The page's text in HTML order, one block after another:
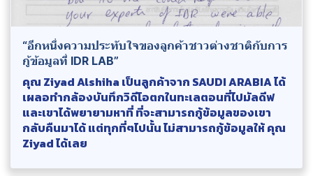
“อีกหนึ่งความประทับใจของลูกค้าชาวต่างชาติกับการ
กู้ข้อมูลที่ IDR LAB”
คุณ Ziyad Alshiha เป็นลูกค้าจาก SAUDI ARABIA ได้
เผลอทำกล้องบันทึกวิดีโอตกในทะเลตอนที่ไปมัลดีฟ
และเขาได้พยายามหาที่ ที่จะสามารถกู้ข้อมูลของเขา
กลับคืนมาได้ แต่ทุกที่ๆไปนั้น ไม่สามารถกู้ข้อมูลให้ คุณ
Ziyad ได้เลย